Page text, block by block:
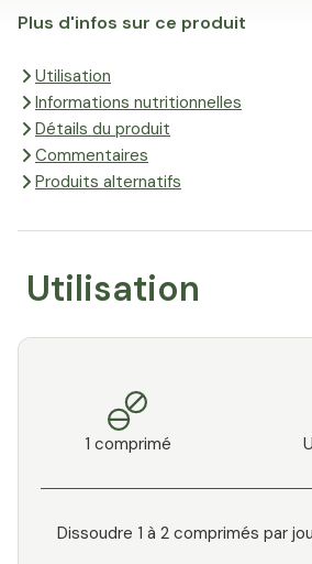
Plus d'infos sur ce produit
Utilisation
Informations nutritionnelles
Détails du produit
Commentaires
Produits alternatifs
Utilisation
1 comprimé
Dissoudre 1 à 2 comprimés par